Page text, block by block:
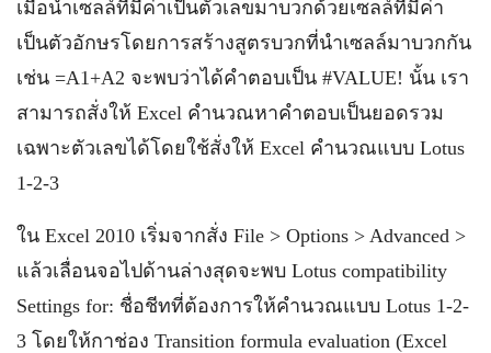
เมื่อนำเซลล์ที่มีค่าเป็นตัวเลขมาบวกด้วยเซลล์ที่มีค่า
เป็นตัวอักษรโดยการสร้างสูตรบวกที่นำเซลล์มาบวกกัน
เช่น =A1+A2 จะพบว่าได้คำตอบเป็น #VALUE! นั้น เรา
สามารถสั่งให้ Excel คำนวณหาคำตอบเป็นยอดรวม
เฉพาะตัวเลขได้โดยใช้สั่งให้ Excel คำนวณแบบ Lotus
1-2-3
ใน Excel 2010 เริ่มจากสั่ง File > Options > Advanced >
แล้วเลื่อนจอไปด้านล่างสุดจะพบ Lotus compatibility
Settings for: ชื่อชีทที่ต้องการให้คำนวณแบบ Lotus 1-2-
3 โดยให้กาช่อง Transition formula evaluation (Excel